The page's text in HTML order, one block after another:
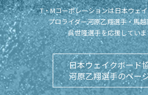
T・Mコーポレーションは日本ウェ
プロライダー河原乙翔選手・馬越
呉世隆選手を応援していま
日本ウェイクボード
河原乙翔選手のペー